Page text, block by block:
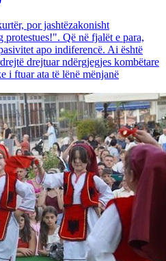
por jashtëzakonisht
Që në fjalët e para,
apo indiferencë. Ai është
drejtuar ndërgjegjes kombëtare
i ftuar ata të lënë mënjanë